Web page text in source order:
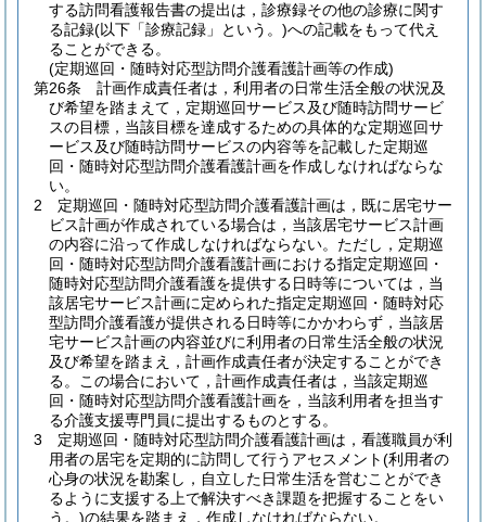
する訪問看護報告書の提出は，診療録その他の診療に関す
る記録(以下「診療記録」という。)への記載をもって代え
ることができる。
(定期巡回・随時対応型訪問介護看護計画等の作成)
第26条
計画作成責任者は，利用者の日常生活全般の状況及
び希望を踏まえて，定期巡回サービス及び随時訪問サービ
スの目標，当該目標を達成するための具体的な定期巡回サ
ービス及び随時訪問サービスの内容等を記載した定期巡
回・随時対応型訪問介護看護計画を作成しなければならな
い。
2
定期巡回・随時対応型訪問介護看護計画は，既に居宅サー
ビス計画が作成されている場合は，当該居宅サービス計画
の内容に沿って作成しなければならない。 ただし，定期巡
回・随時対応型訪問介護看護計画における指定定期巡回・
随時対応型訪問介護看護を提供する日時等については，当
該居宅サービス計画に定められた指定定期巡回・随時対応
型訪問介護看護が提供される日時等にかかわらず，当該居
宅サービス計画の内容並びに利用者の日常生活全般の状況
及び希望を踏まえ，計画作成責任者が決定することができ
る。
この場合において，計画作成責任者は，当該定期巡
回・随時対応型訪問介護看護計画を，当該利用者を担当す
る介護支援専門員に提出するものとする。
3
定期巡回・随時対応型訪問介護看護計画は，看護職員が利
用者の居宅を定期的に訪問して行うアセスメント(利用者の
心身の状況を勘案し，自立した日常生活を営むことができ
るように支援する上で解決すべき課題を把握することをい
う。)の結果を踏まえ，作成しなければならない。